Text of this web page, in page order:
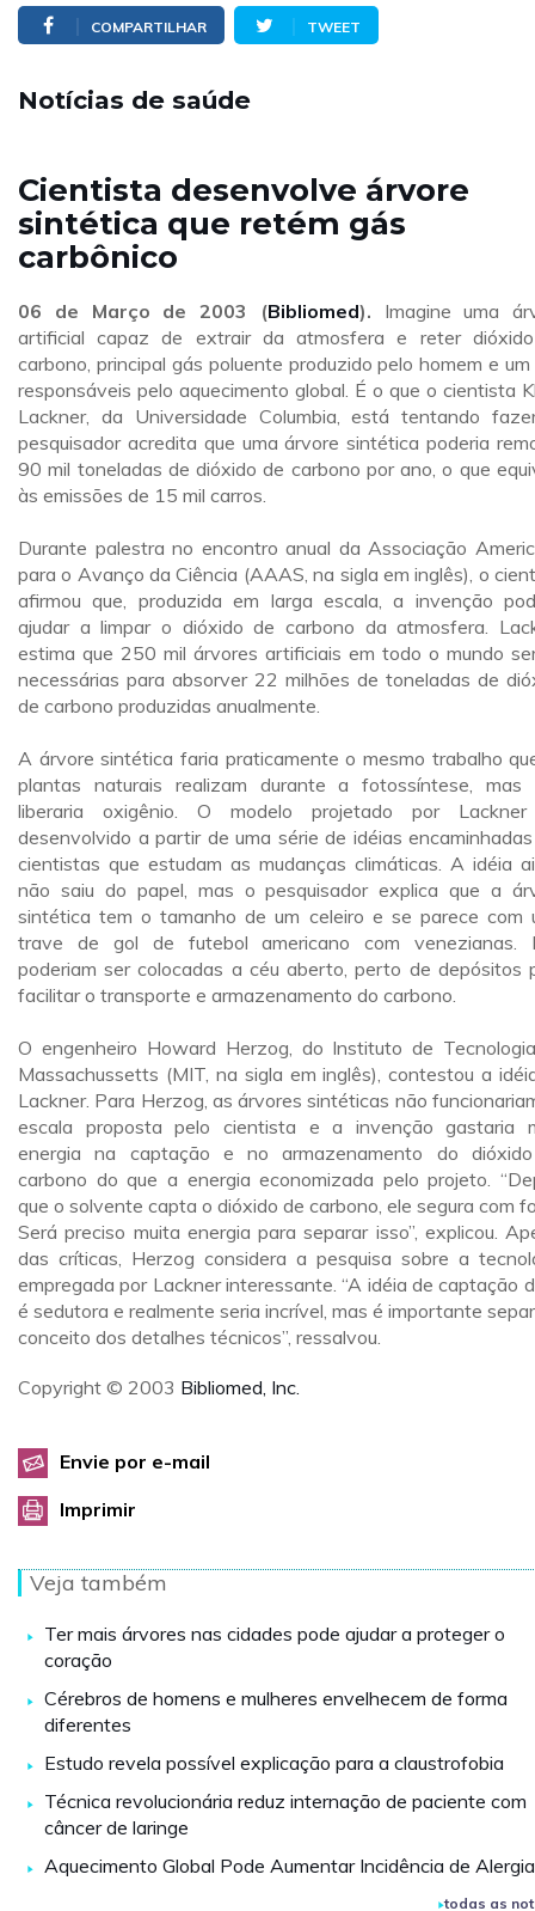
COMPARTILHAR TWEET
Notícias de saúde
Cientista desenvolve árvore
sintética que retém gás
carbônico
06 de Março de 2003 (Bibliomed). Imagine uma
artificial capaz de extrair da atmosfera e reter
carbono, principal gás poluente produzido pelo homem e
responsáveis pelo aquecimento global. É o que o cientista
Lackner, da Universidade Columbia, está tentando
pesquisador acredita que uma árvore sintética poderia
90 mil toneladas de dióxido de carbono por ano, o que
às emissões de 15 mil carros.
Durante palestra no encontro anual da Associação
para o Avanço da Ciência (AAAS, na sigla em inglês), o
afirmou que, produzida em larga escala, a invenção
ajudar a limpar o dióxido de carbono da atmosfera.
estima que 250 mil árvores artificiais em todo o mundo
necessárias para absorver 22 milhões de toneladas de
de carbono produzidas anualmente.
A árvore sintética faria praticamente o mesmo trabalho
plantas naturais realizam durante a fotossíntese, mas
liberaria oxigênio. O modelo projetado por
desenvolvido a partir de uma série de idéias
cientistas que estudam as mudanças climáticas. A idéia
não saiu do papel, mas o pesquisador explica que a
sintética tem o tamanho de um celeiro e se parece com
trave de gol de futebol americano com venezianas.
poderiam ser colocadas a céu aberto, perto de depósitos
facilitar o transporte e armazenamento do carbono.
O engenheiro Howard Herzog, do Instituto de
Massachussetts (MIT, na sigla em inglês), contestou a
Lackner. Para Herzog, as árvores sintéticas não
escala proposta pelo cientista e a invenção gastaria
energia na captação e no armazenamento do
carbono do que a energia economizada pelo projeto.
que o solvente capta o dióxido de carbono, ele segura com
Será preciso muita energia para separar isso”, explicou.
das críticas, Herzog considera a pesquisa sobre a
empregada por Lackner interessante. “A idéia de captação
é sedutora e realmente seria incrível, mas é importante
conceito dos detalhes técnicos”, ressalvou.
Copyright © 2003 Bibliomed, Inc.
Envie por e-mail
Imprimir
Veja também
Ter mais árvores nas cidades pode ajudar a proteger o
coração
Cérebros de homens e mulheres envelhecem de forma
diferentes
Estudo revela possível explicação para a claustrofobia
Técnica revolucionária reduz internação de paciente com
câncer de laringe
Aquecimento Global Pode Aumentar Incidência de
todas as